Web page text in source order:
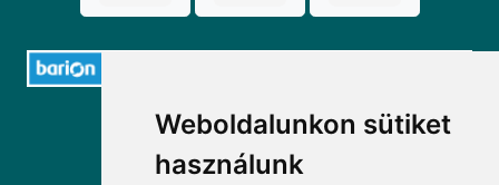
Weboldalunkon sütiket
használunk
ELÉRHETŐSÉGEK